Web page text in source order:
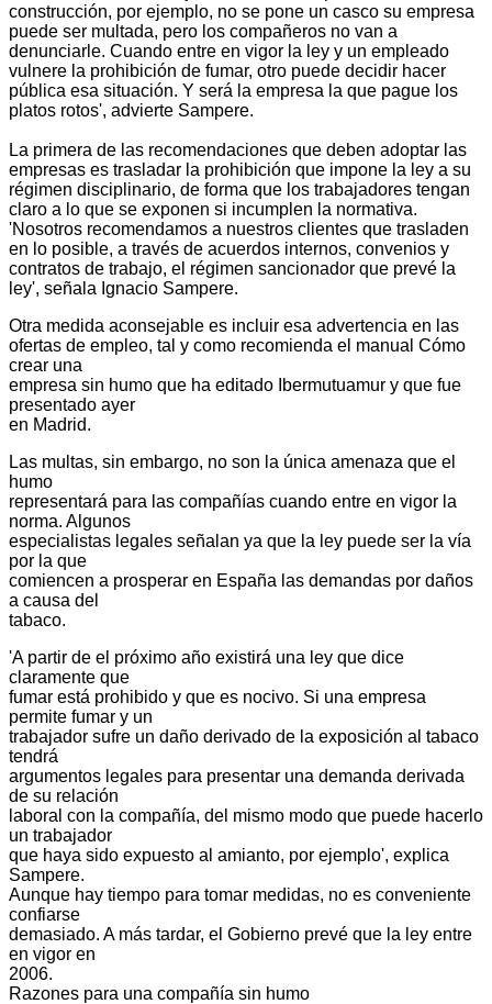
construcción, por ejemplo, no se pone un casco su empresa
puede ser multada, pero los compañeros no van a
denunciarle. Cuando entre en vigor la ley y un empleado
vulnere la prohibición de fumar, otro puede decidir hacer
pública esa situación. Y será la empresa la que pague los
platos rotos', advierte Sampere.
La primera de las recomendaciones que deben adoptar las
empresas es trasladar la prohibición que impone la ley a su
régimen disciplinario, de forma que los trabajadores tengan
claro a lo que se exponen si incumplen la normativa.
'Nosotros recomendamos a nuestros clientes que trasladen
en lo posible, a través de acuerdos internos, convenios y
contratos de trabajo, el régimen sancionador que prevé la
ley', señala Ignacio Sampere.
Otra medida aconsejable es incluir esa advertencia en las
ofertas de empleo, tal y como recomienda el manual Cómo
crear una
empresa sin humo que ha editado Ibermutuamur y que fue
presentado ayer
en Madrid.
Las multas, sin embargo, no son la única amenaza que el
humo
representará para las compañías cuando entre en vigor la
norma. Algunos
especialistas legales señalan ya que la ley puede ser la vía
por la que
comiencen a prosperar en España las demandas por daños
a causa del
tabaco.
'A partir de el próximo año existirá una ley que dice
claramente que
fumar está prohibido y que es nocivo. Si una empresa
permite fumar y un
trabajador sufre un daño derivado de la exposición al tabaco
tendrá
argumentos legales para presentar una demanda derivada
de su relación
laboral con la compañía, del mismo modo que puede hacerlo
un trabajador
que haya sido expuesto al amianto, por ejemplo', explica
Sampere.
Aunque hay tiempo para tomar medidas, no es conveniente
confiarse
demasiado. A más tardar, el Gobierno prevé que la ley entre
en vigor en
2006.
Razones para una compañía sin humo